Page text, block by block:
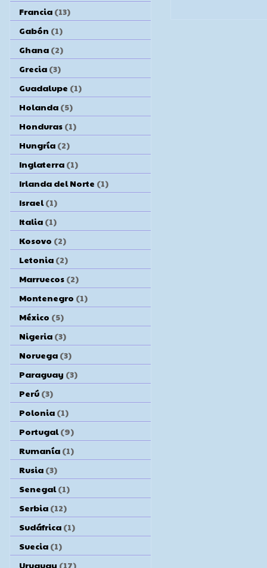
Francia (13)
Gabón (1)
Ghana (2)
Grecia (3)
Guadalupe (1)
Holanda (5)
Honduras (1)
Hungría (2)
Inglaterra (1)
Irlanda del Norte (1)
Israel (1)
Italia (1)
Kosovo (2)
Letonia (2)
Marruecos (2)
Montenegro (1)
México (5)
Nigeria (3)
Noruega (3)
Paraguay (3)
Perú (3)
Polonia (1)
Portugal (9)
Rumanía (1)
Rusia (3)
Senegal (1)
Serbia (12)
Sudáfrica (1)
Suecia (1)
Uruguay (17)